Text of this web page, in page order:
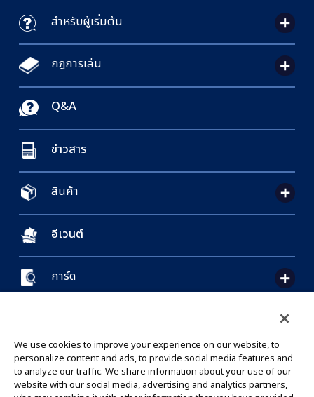
สำหรับผู้เริ่มต้น
กฎการเล่น
Q&A
ข่าวสาร
สินค้า
อีเวนต์
การ์ด
GLOBAL ENTRANCE
We use cookies to improve your experience on our website, to
personalize content and ads, to provide social media features and
to analyze our traffic. We share information about your use of our
website with our social media, advertising and analytics partners,